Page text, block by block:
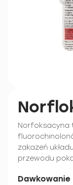
Norfoksacyna
zakażeń
przewodu
Dawkowanie